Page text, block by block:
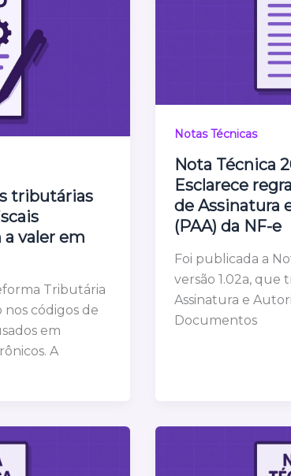
tributárias
valer em
Tributária
códigos de
em
A
Notas Técnicas
Nota Técnica
Esclarece
de Assinatura
(PAA) da NF-e
Foi publicada a
versão 1.02a, que
Assinatura e
Documentos